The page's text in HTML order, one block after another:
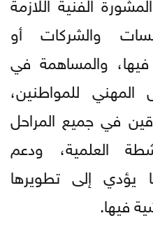
والشركات أو
والمساهمة في
المهني للمواطنين،
في جميع المراحل
العلمية، ودعم
يؤدي إلى تطويرها
فيها.